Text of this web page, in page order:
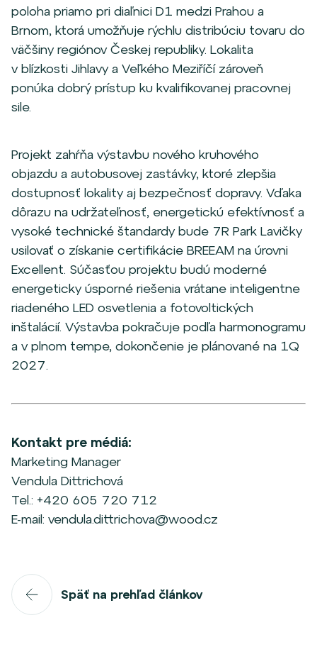
poloha priamo pri diaľnici D1 medzi Prahou a
Brnom, ktorá umožňuje rýchlu distribúciu tovaru do
väčšiny regiónov Českej republiky. Lokalita
v blízkosti Jihlavy a Veľkého Meziříčí zároveň
ponúka dobrý prístup ku kvalifikovanej pracovnej
sile.
Projekt zahŕňa výstavbu nového kruhového
objazdu a autobusovej zastávky, ktoré zlepšia
dostupnosť lokality aj bezpečnosť dopravy. Vďaka
dôrazu na udržateľnosť, energetickú efektívnosť a
vysoké technické štandardy bude 7R Park Lavičky
usilovať o získanie certifikácie BREEAM na úrovni
Excellent. Súčasťou projektu budú moderné
energeticky úsporné riešenia vrátane inteligentne
riadeného LED osvetlenia a fotovoltických
inštalácií. Výstavba pokračuje podľa harmonogramu
a v plnom tempe, dokončenie je plánované na 1Q
2027.
Kontakt pre médiá:
Marketing Manager
Vendula Dittrichová
Tel.: +420 605 720 712
E-mail: vendula.dittrichova@wood.cz
Späť na prehľad článkov